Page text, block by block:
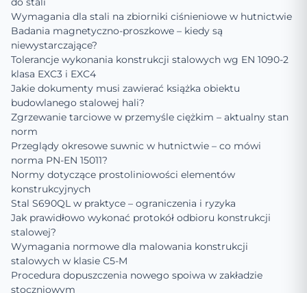
Wymagania dla stali na zbiorniki ciśnieniowe w hutnictwie
Badania magnetyczno-proszkowe – kiedy są
niewystarczające?
Tolerancje wykonania konstrukcji stalowych wg EN 1090-2
klasa EXC3 i EXC4
Jakie dokumenty musi zawierać książka obiektu
budowlanego stalowej hali?
Zgrzewanie tarciowe w przemyśle ciężkim – aktualny stan
norm
Przeglądy okresowe suwnic w hutnictwie – co mówi
norma PN-EN 15011?
Normy dotyczące prostoliniowości elementów
konstrukcyjnych
Stal S690QL w praktyce – ograniczenia i ryzyka
Jak prawidłowo wykonać protokół odbioru konstrukcji
stalowej?
Wymagania normowe dla malowania konstrukcji
stalowych w klasie C5-M
Procedura dopuszczenia nowego spoiwa w zakładzie
stoczniowym